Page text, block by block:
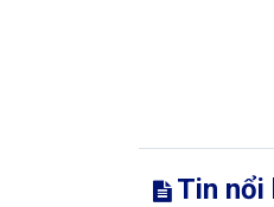
Tin nổi